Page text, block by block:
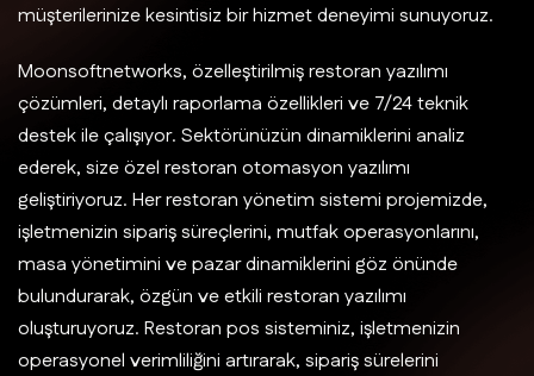
müşterilerinize kesintisiz bir hizmet deneyimi sunuyoruz.
Moonsoftnetworks, özelleştirilmiş restoran yazılımı
çözümleri, detaylı raporlama özellikleri ve 7/24 teknik
destek ile çalışıyor. Sektörünüzün dinamiklerini analiz
ederek, size özel restoran otomasyon yazılımı
geliştiriyoruz. Her restoran yönetim sistemi projemizde,
işletmenizin sipariş süreçlerini, mutfak operasyonlarını,
masa yönetimini ve pazar dinamiklerini göz önünde
bulundurarak, özgün ve etkili restoran yazılımı
oluşturuyoruz. Restoran pos sisteminiz, işletmenizin
operasyonel verimliliğini artırarak, sipariş sürelerini